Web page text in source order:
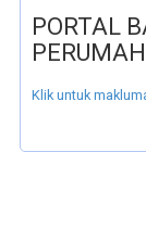
PORTAL
Klik untuk